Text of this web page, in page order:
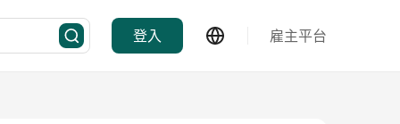
登入 雇主平台